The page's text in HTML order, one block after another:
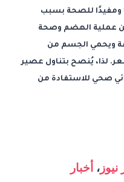
ومفيدًا للصحة بسبب
عملية الهضم وصحة
ويحمي الجسم من
لذا، يُنصح بتناول عصير
صحي للاستفادة من
، أخبار